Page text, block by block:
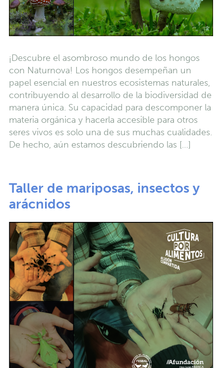
¡Descubre el asombroso mundo de los hongos
con Naturnova! Los hongos desempeñan un
papel esencial en nuestros ecosistemas naturales,
contribuyendo al desarrollo de la biodiversidad de
manera única. Su capacidad para descomponer la
materia orgánica y hacerla accesible para otros
seres vivos es solo una de sus muchas cualidades.
De hecho, aún estamos descubriendo las […]
Taller de mariposas, insectos y
arácnidos